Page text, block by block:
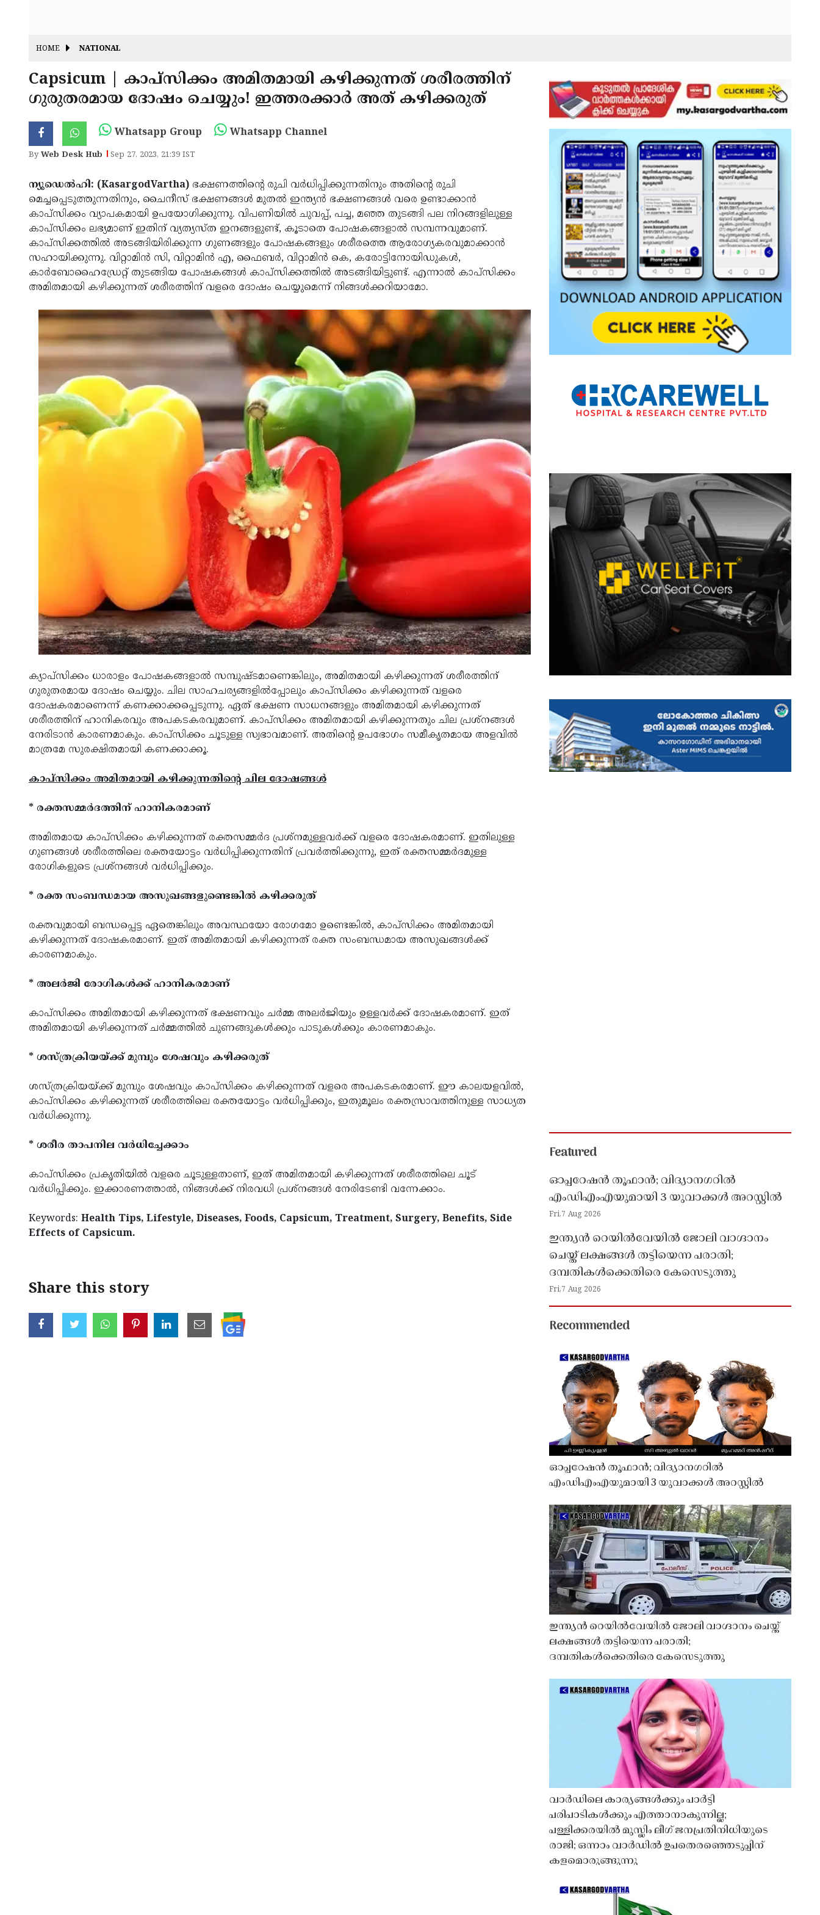
HOME NATIONAL
Capsicum | കാപ്സിക്കം അമിതമായി കഴിക്കുന്നത് ശരീരത്തിന്
ഗുരുതരമായ ദോഷം ചെയ്യും! ഇത്തരക്കാർ അത് കഴിക്കരുത്
Whatsapp Group Whatsapp Channel
ByWeb Desk Hub Sep 27, 2023, 21:39 IST
ന്യൂഡെൽഹി: (KasargodVartha) ഭക്ഷണത്തിന്റെ രുചി വർധിപ്പിക്കുന്നതിനും അതിന്റെ രുചി
മെച്ചപ്പെടുത്തുന്നതിനും, ചൈനീസ് ഭക്ഷണങ്ങൾ മുതൽ ഇന്ത്യൻ ഭക്ഷണങ്ങൾ വരെ ഉണ്ടാക്കാൻ
കാപ്‌സിക്കം വ്യാപകമായി ഉപയോഗിക്കുന്നു. വിപണിയിൽ ചുവപ്പ്, പച്ച, മഞ്ഞ തുടങ്ങി പല നിറങ്ങളിലുള്ള
കാപ്സിക്കം ലഭ്യമാണ് ഇതിന് വ്യത്യസ്ത ഇനങ്ങളുണ്ട്, കൂടാതെ പോഷകങ്ങളാൽ സമ്പന്നവുമാണ്.
കാപ്‌സിക്കത്തിൽ അടങ്ങിയിരിക്കുന്ന ഗുണങ്ങളും പോഷകങ്ങളും ശരീരത്തെ ആരോഗ്യകരവുമാക്കാൻ
സഹായിക്കുന്നു. വിറ്റാമിൻ സി, വിറ്റാമിൻ എ, ഫൈബർ, വിറ്റാമിൻ കെ, കരോട്ടിനോയിഡുകൾ,
കാർബോഹൈഡ്രേറ്റ് തുടങ്ങിയ പോഷകങ്ങൾ കാപ്‌സിക്കത്തിൽ അടങ്ങിയിട്ടുണ്ട്. എന്നാൽ കാപ്സിക്കം
അമിതമായി കഴിക്കുന്നത് ശരീരത്തിന് വളരെ ദോഷം ചെയ്യുമെന്ന് നിങ്ങൾക്കറിയാമോ.
ക്യാപ്‌സിക്കം ധാരാളം പോഷകങ്ങളാൽ സമ്പുഷ്ടമാണെങ്കിലും, അമിതമായി കഴിക്കുന്നത് ശരീരത്തിന്
ഗുരുതരമായ ദോഷം ചെയ്യും. ചില സാഹചര്യങ്ങളിൽപ്പോലും കാപ്സിക്കം കഴിക്കുന്നത് വളരെ
ദോഷകരമാണെന്ന് കണക്കാക്കപ്പെടുന്നു. ഏത് ഭക്ഷണ സാധനങ്ങളും അമിതമായി കഴിക്കുന്നത്
ശരീരത്തിന് ഹാനികരവും അപകടകരവുമാണ്. കാപ്‌സിക്കം അമിതമായി കഴിക്കുന്നതും ചില പ്രശ്‌നങ്ങൾ
നേരിടാൻ കാരണമാകും. കാപ്‌സിക്കം ചൂടുള്ള സ്വഭാവമാണ്. അതിന്റെ ഉപഭോഗം സമീകൃതമായ അളവിൽ
മാത്രമേ സുരക്ഷിതമായി കണക്കാക്കൂ.
കാപ്‌സിക്കം അമിതമായി കഴിക്കുന്നതിന്റെ ചില ദോഷങ്ങൾ
* രക്തസമ്മർദത്തിന് ഹാനികരമാണ്
അമിതമായ കാപ്‌സിക്കം കഴിക്കുന്നത് രക്തസമ്മർദ പ്രശ്‌നമുള്ളവർക്ക് വളരെ ദോഷകരമാണ്. ഇതിലുള്ള
ഗുണങ്ങൾ ശരീരത്തിലെ രക്തയോട്ടം വർധിപ്പിക്കുന്നതിന് പ്രവർത്തിക്കുന്നു, ഇത് രക്തസമ്മർദമുള്ള
രോഗികളുടെ പ്രശ്നങ്ങൾ വർധിപ്പിക്കും.
* രക്ത സംബന്ധമായ അസുഖങ്ങളുണ്ടെങ്കിൽ കഴിക്കരുത്
രക്തവുമായി ബന്ധപ്പെട്ട ഏതെങ്കിലും അവസ്ഥയോ രോഗമോ ഉണ്ടെങ്കിൽ, കാപ്സിക്കം അമിതമായി
കഴിക്കുന്നത് ദോഷകരമാണ്. ഇത് അമിതമായി കഴിക്കുന്നത് രക്ത സംബന്ധമായ അസുഖങ്ങൾക്ക്
കാരണമാകും.
* അലർജി രോഗികൾക്ക് ഹാനികരമാണ്
കാപ്‌സിക്കം അമിതമായി കഴിക്കുന്നത് ഭക്ഷണവും ചർമ്മ അലർജിയും ഉള്ളവർക്ക് ദോഷകരമാണ്. ഇത്
അമിതമായി കഴിക്കുന്നത് ചർമ്മത്തിൽ ചുണങ്ങുകൾക്കും പാടുകൾക്കും കാരണമാകും.
* ശസ്ത്രക്രിയയ്ക്ക് മുമ്പും ശേഷവും കഴിക്കരുത്
ശസ്ത്രക്രിയയ്ക്ക് മുമ്പും ശേഷവും കാപ്സിക്കം കഴിക്കുന്നത് വളരെ അപകടകരമാണ്. ഈ കാലയളവിൽ,
കാപ്സിക്കം കഴിക്കുന്നത് ശരീരത്തിലെ രക്തയോട്ടം വർധിപ്പിക്കും, ഇതുമൂലം രക്തസ്രാവത്തിനുള്ള സാധ്യത
വർധിക്കുന്നു.
* ശരീര താപനില വർധിച്ചേക്കാം
കാപ്‌സിക്കം പ്രകൃതിയിൽ വളരെ ചൂടുള്ളതാണ്, ഇത് അമിതമായി കഴിക്കുന്നത് ശരീരത്തിലെ ചൂട്
വർധിപ്പിക്കും. ഇക്കാരണത്താൽ, നിങ്ങൾക്ക് നിരവധി പ്രശ്നങ്ങൾ നേരിടേണ്ടി വന്നേക്കാം.
Keywords: Health Tips, Lifestyle, Diseases, Foods, Capsicum, Treatment, Surgery, Benefits, Side
Effects of Capsicum.
Share this story
Featured
ഓപ്പറേഷൻ തൂഫാൻ; വിദ്യാനഗറിൽ
എംഡിഎംഎയുമായി 3 യുവാക്കൾ അറസ്റ്റിൽ
Fri,7 Aug 2026
ഇന്ത്യൻ റെയിൽവേയിൽ ജോലി വാഗ്ദാനം
ചെയ്ത് ലക്ഷങ്ങൾ തട്ടിയെന്ന പരാതി;
ദമ്പതികൾക്കെതിരെ കേസെടുത്തു
Fri,7 Aug 2026
Recommended
ഓപ്പറേഷൻ തൂഫാൻ; വിദ്യാനഗറിൽ
എംഡിഎംഎയുമായി 3 യുവാക്കൾ അറസ്റ്റിൽ
ഇന്ത്യൻ റെയിൽവേയിൽ ജോലി വാഗ്ദാനം ചെയ്ത്
ലക്ഷങ്ങൾ തട്ടിയെന്ന പരാതി;
ദമ്പതികൾക്കെതിരെ കേസെടുത്തു
വാർഡിലെ കാര്യങ്ങൾക്കും പാർട്ടി
പരിപാടികൾക്കും എത്താനാകുന്നില്ല;
പള്ളിക്കരയിൽ മുസ്ലിം ലീഗ് ജനപ്രതിനിധിയുടെ
രാജി; ഒന്നാം വാർഡിൽ ഉപതെരഞ്ഞെടുപ്പിന്
കളമൊരുങ്ങുന്നു